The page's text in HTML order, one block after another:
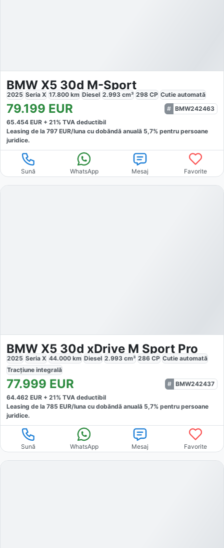
BMW X5 30d M-Sport
2025 Seria X 17.800 km Diesel 2.993 cm³ 298 CP Cutie automată
79.199 EUR
BMW242463
65.454 EUR + 21% TVA deductibil
Leasing de la 797 EUR/luna cu dobăndă anuală 5,7% pentru persoane
juridice.
Sună WhatsApp Mesaj Favorite
BMW X5 30d xDrive M Sport Pro
2025 Seria X 44.000 km Diesel 2.993 cm³ 286 CP Cutie automată
Tracțiune integrală
77.999 EUR
BMW242437
64.462 EUR + 21% TVA deductibil
Leasing de la 785 EUR/luna cu dobăndă anuală 5,7% pentru persoane
juridice.
Sună WhatsApp Mesaj Favorite